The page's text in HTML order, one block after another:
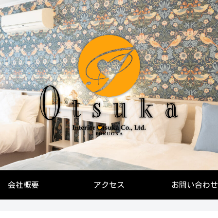
会社概要 アクセス お問い合わせ